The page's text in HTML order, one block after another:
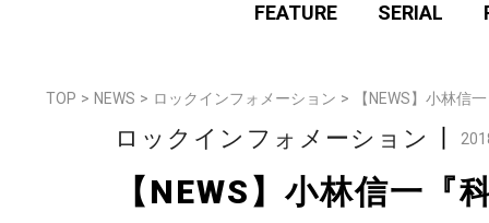
FEATURE SERIAL
TOP > NEWS > ロックインフォメーション > 【NEWS】小林信
ロックインフォメーション
【NEWS】小林信一